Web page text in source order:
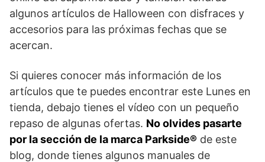
algunos artículos de Halloween con disfraces y
accesorios para las próximas fechas que se
acercan.
Si quieres conocer más información de los
artículos que te puedes encontrar este Lunes en
tienda, debajo tienes el vídeo con un pequeño
repaso de algunas ofertas. No olvides pasarte
por la sección de la marca Parkside® de este
blog, donde tienes algunos manuales de